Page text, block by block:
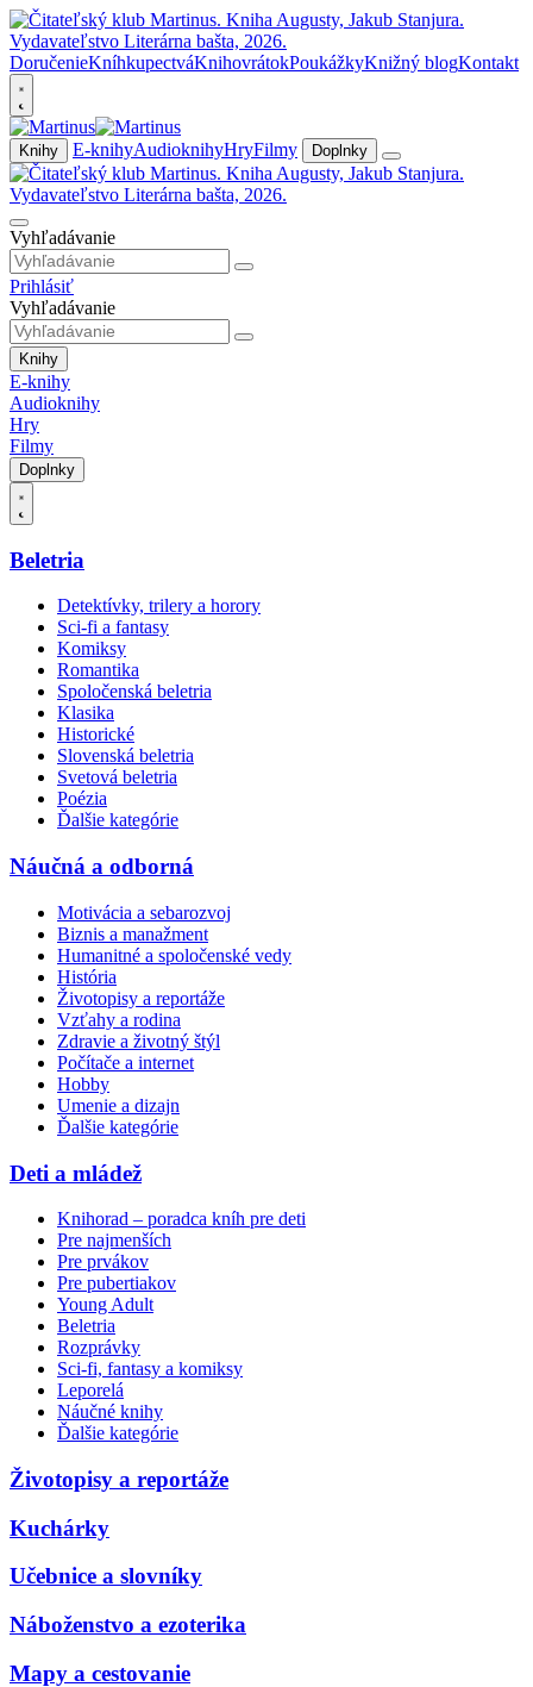
DoručenieKníhkupectváKnihovrátokPoukážkyKnižný blogKontakt
Knihy E-knihyAudioknihyHryFilmy Doplnky
Vyhľadávanie
Prihlásiť
Vyhľadávanie
Knihy
E-knihy
Audioknihy
Hry
Filmy
Doplnky
Beletria
Detektívky, trilery a horory
Sci-fi a fantasy
Komiksy
Romantika
Spoločenská beletria
Klasika
Historické
Slovenská beletria
Svetová beletria
Poézia
Ďalšie kategórie
Náučná a odborná
Motivácia a sebarozvoj
Biznis a manažment
Humanitné a spoločenské vedy
História
Životopisy a reportáže
Vzťahy a rodina
Zdravie a životný štýl
Počítače a internet
Hobby
Umenie a dizajn
Ďalšie kategórie
Deti a mládež
Knihorad – poradca kníh pre deti
Pre najmenších
Pre prvákov
Pre pubertiakov
Young Adult
Beletria
Rozprávky
Sci-fi, fantasy a komiksy
Leporelá
Náučné knihy
Ďalšie kategórie
Životopisy a reportáže
Kuchárky
Učebnice a slovníky
Náboženstvo a ezoterika
Mapy a cestovanie